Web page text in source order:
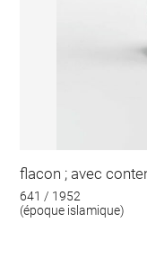
flacon ; avec
641 / 1952
(époque islamique)